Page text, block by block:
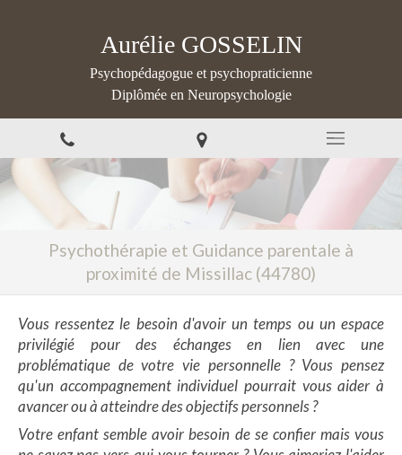
Aurélie GOSSELIN
Psychopédagogue et psychopraticienne
Diplômée en Neuropsychologie
Psychothérapie et Guidance parentale à
proximité de Missillac (44780)
Vous ressentez le besoin d'avoir un temps ou un espace
privilégié pour des échanges en lien avec une
problématique de votre vie personnelle ? Vous pensez
qu'un accompagnement individuel pourrait vous aider à
avancer ou à atteindre des objectifs personnels ?
Votre enfant semble avoir besoin de se confier mais vous